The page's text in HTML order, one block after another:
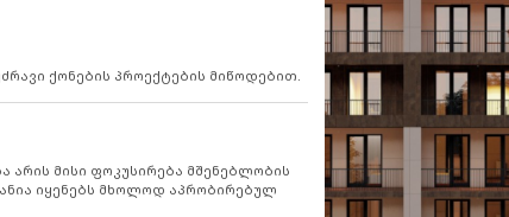
ქონების პროექტების მიწოდებით.
არის მისი ფოკუსირება მშენებლობის
იყენებს მხოლოდ აპრობირებულ